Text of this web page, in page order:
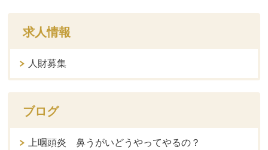
求人情報
人財募集
ブログ
上咽頭炎 鼻うがいどうやってやるの？